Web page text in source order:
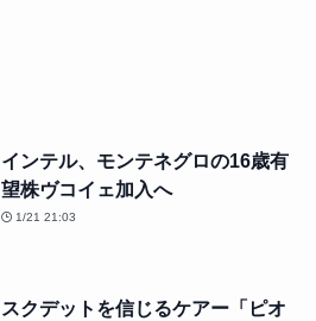
インテル、モンテネグロの16歳有
望株ヴコイェ加入へ
1/21 21:03
スクデットを信じるケアー「ピオ